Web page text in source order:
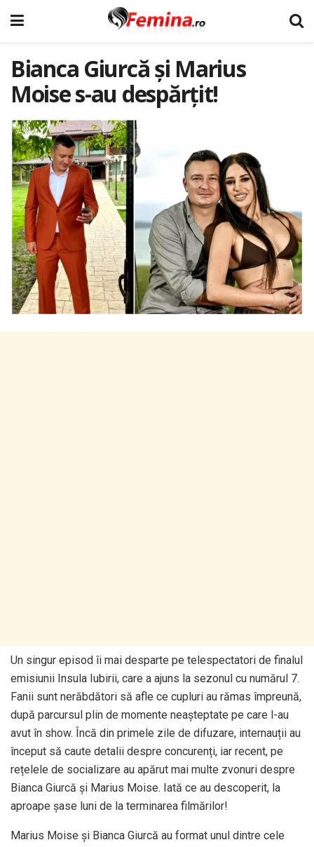
Bianca Giurcă și Marius
Moise s-au despărțit!
Un singur episod îi mai desparte pe telespectatori de finalul
emisiunii Insula Iubirii, care a ajuns la sezonul cu numărul 7.
Fanii sunt nerăbdători să afle ce cupluri au rămas împreună,
după parcursul plin de momente neașteptate pe care l-au
avut în show. Încă din primele zile de difuzare, internauții au
început să caute detalii despre concurenți, iar recent, pe
rețelele de socializare au apărut mai multe zvonuri despre
Bianca Giurcă și Marius Moise. Iată ce au descoperit, la
aproape șase luni de la terminarea filmărilor!
Marius Moise și Bianca Giurcă au format unul dintre cele